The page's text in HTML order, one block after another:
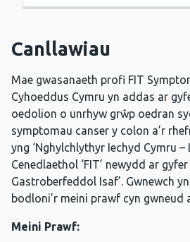
Canllawiau
Mae gwasanaeth profi FIT
Cyhoeddus Cymru yn addas ar
oedolion o unrhyw grŵp oedran
symptomau canser y colon a’r
yng ‘Nghylchlythyr Iechyd Cymru
Cenedlaethol ‘FIT’ newydd ar
Gastroberfeddol Isaf’. Gwnewch
bodloni’r meini prawf cyn gwneud
Meini Prawf: